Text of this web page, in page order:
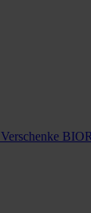
Verschenke